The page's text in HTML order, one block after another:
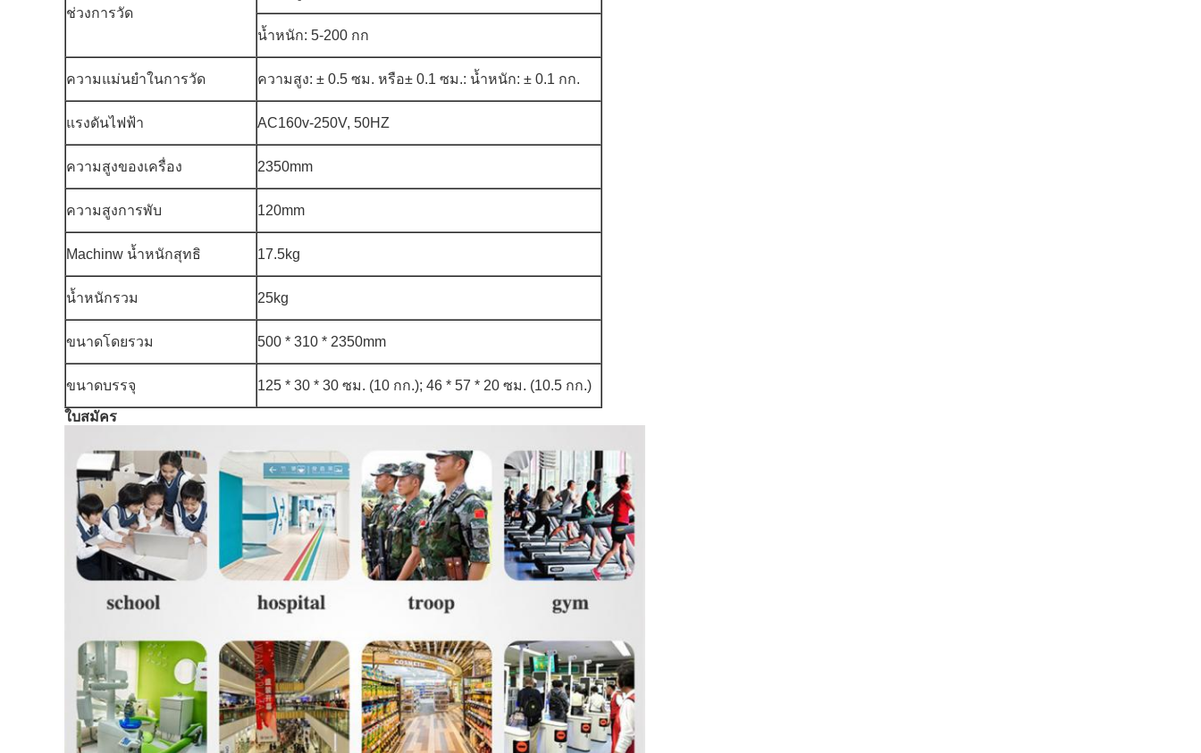
ช่วงการวัด
น้ำหนัก: 5-200 กก
ความแม่นยำในการวัด ความสูง: ± 0.5 ซม. หรือ± 0.1 ซม.: น้ำหนัก: ± 0.1 กก.
แรงดันไฟฟ้า AC160v-250V, 50HZ
ความสูงของเครื่อง 2350mm
ความสูงการพับ 120mm
Machinw น้ำหนักสุทธิ 17.5kg
น้ำหนักรวม 25kg
ขนาดโดยรวม 500 * 310 * 2350mm
ขนาดบรรจุ 125 * 30 * 30 ซม. (10 กก.); 46 * 57 * 20 ซม. (10.5 กก.)
ใบสมัคร